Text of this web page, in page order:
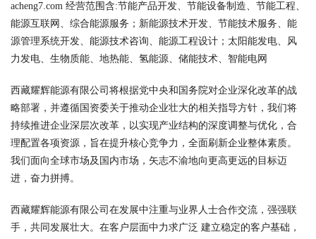
acheng7.com 经营范围含:节能产品开发、节能设备制造、节能工程、
能源互联网、综合能源服务；新能源技术开发、节能技术服务、能
源管理系统开发、能源技术咨询、能源工程设计；太阳能发电、风
力发电、生物质能、地热能、氢能源、储能技术、智能电网
西藏耀辉能源有限公司将根据党中央和国务院对企业深化改革的战
略部署，并遵循国资委关于推动企业壮大的相关指导方针，我们将
持续推进企业深层次改革，以实现产业结构的深度调整与优化，合
理配置各项资源，旨在提升核心竞争力，全面刷新企业整体素质。
我们面向全球市场及国内市场，矢志不渝地向更高更远的目标迈
进，奋力拼搏。
西藏耀辉能源有限公司在发展中注重与业界人士合作交流，强强联
手，共同发展壮大。在客户层面中力求广泛 建立稳定的客户基础，